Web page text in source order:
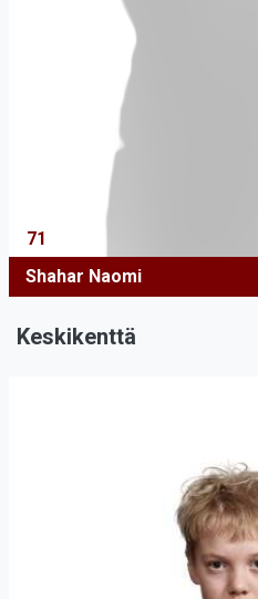
71
Shahar Naomi
Keskikenttä